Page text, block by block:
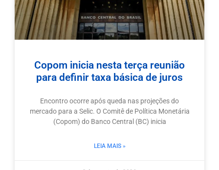
Copom inicia nesta terça reunião
para definir taxa básica de juros
Encontro ocorre após queda nas projeções do
mercado para a Selic. O Comitê de Política Monetária
(Copom) do Banco Central (BC) inicia
LEIA MAIS »